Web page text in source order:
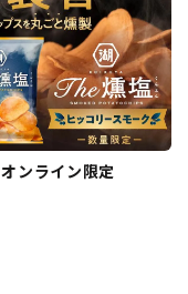
オンライン限定